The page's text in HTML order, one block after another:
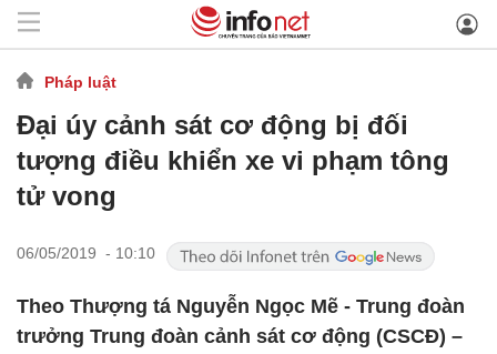
Pháp luật
Đại úy cảnh sát cơ động bị đối
tượng điều khiển xe vi phạm tông
tử vong
06/05/2019 - 10:10
Theo Thượng tá Nguyễn Ngọc Mẽ - Trung đoàn
trưởng Trung đoàn cảnh sát cơ động (CSCĐ) –